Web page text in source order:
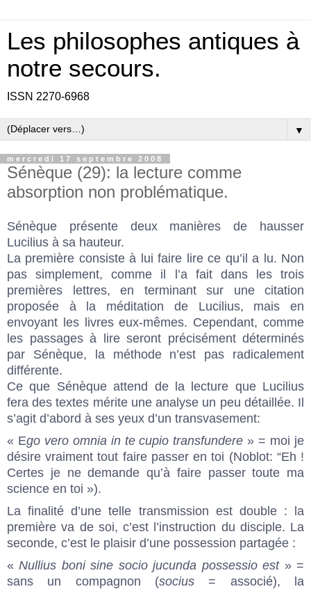
Les philosophes antiques à
notre secours.
ISSN 2270-6968
▼
mercredi 17 septembre 2008
Sénèque (29): la lecture comme
absorption non problématique.
Sénèque présente deux manières de hausser
Lucilius à sa hauteur.
La première consiste à lui faire lire ce qu’il a lu. Non
pas simplement, comme il l’a fait dans les trois
premières lettres, en terminant sur une citation
proposée à la méditation de Lucilius, mais en
envoyant les livres eux-mêmes. Cependant, comme
les passages à lire seront précisément déterminés
par Sénèque, la méthode n’est pas radicalement
différente.
Ce que Sénèque attend de la lecture que Lucilius
fera des textes mérite une analyse un peu détaillée. Il
s’agit d’abord à ses yeux d’un transvasement:
« Ego vero omnia in te cupio transfundere » = moi je
désire vraiment tout faire passer en toi (Noblot: “Eh !
Certes je ne demande qu’à faire passer toute ma
science en toi »).
La finalité d’une telle transmission est double : la
première va de soi, c’est l’instruction du disciple. La
seconde, c’est le plaisir d’une possession partagée :
«Nullius boni sine socio jucunda possessio est» =
sans un compagnon (socius = associé), la